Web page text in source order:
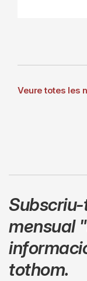
Veure totes les
mensual
tothom.